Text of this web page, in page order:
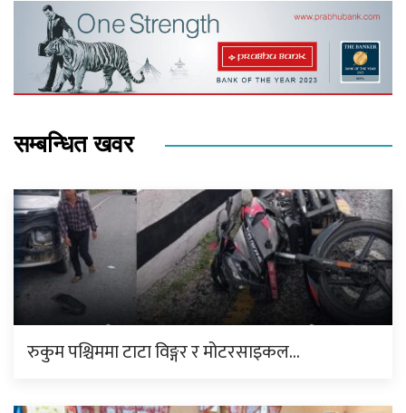
सम्बन्धित खवर
रुकुम पश्चिममा टाटा विङ्गर र मोटरसाइकल…